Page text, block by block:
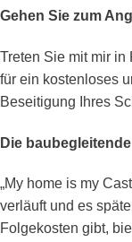
Gehen Sie zum
Treten Sie mit mir in
für ein kostenloses
Beseitigung Ihres
Die
„My home is my
verläuft und es
Folgekosten gibt,